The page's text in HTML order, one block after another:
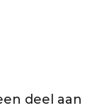
deel aan